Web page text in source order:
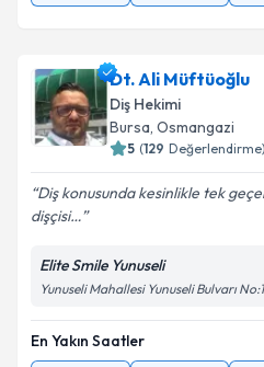
Dt. Ali Müftüoğlu
Diş Hekimi
Bursa, Osmangazi
5 (129 Değerlendirme)
Diş konusunda kesinlikle tek
dişçisi…
Elite Smile Yunuseli
Yunuseli Mahallesi Yunuseli Bulvarı
En Yakın Saatler